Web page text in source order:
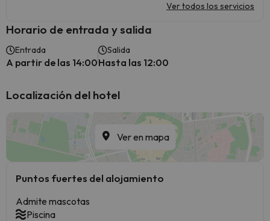
Ver todos los servicios
Horario de entrada y salida
Entrada
A partir de las 14:00
Salida
Hasta las 12:00
Localización del hotel
Ver en mapa
Puntos fuertes del alojamiento
Admite mascotas
Piscina